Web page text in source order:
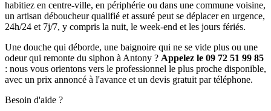
habitiez en centre-ville, en périphérie ou dans une commune voisine,
un artisan déboucheur qualifié et assuré peut se déplacer en urgence,
24h/24 et 7j/7, y compris la nuit, le week-end et les jours fériés.
Une douche qui déborde, une baignoire qui ne se vide plus ou une
odeur qui remonte du siphon à Antony ? Appelez le 09 72 51 99 85
: nous vous orientons vers le professionnel le plus proche disponible,
avec un prix annoncé à l'avance et un devis gratuit par téléphone.
Besoin d'aide ?